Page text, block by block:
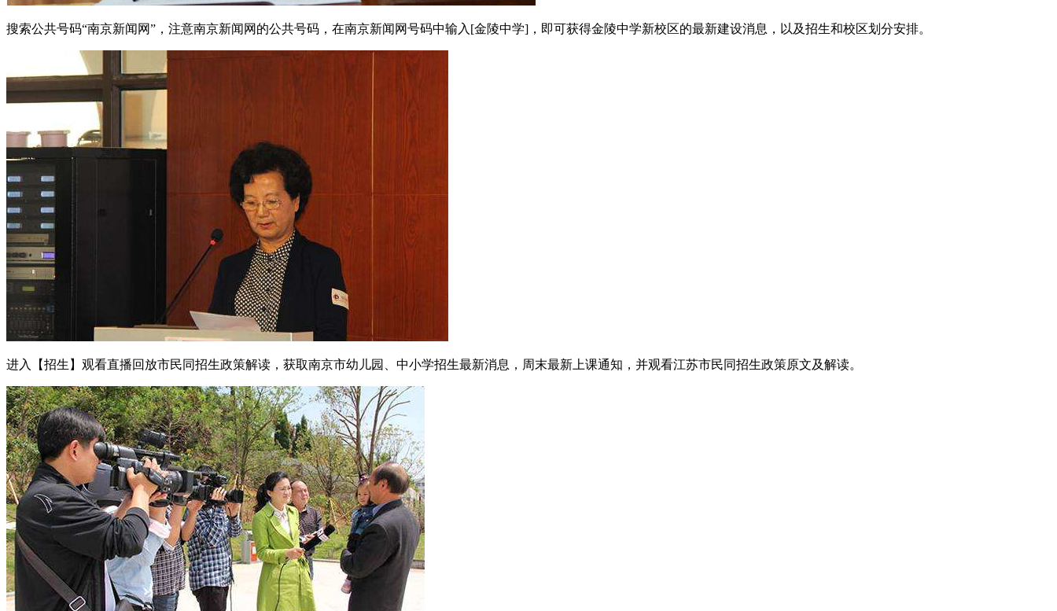
搜索公共号码“南京新闻网”，注意南京新闻网的公共号码，在南京新闻网号码中输入[金陵中学]，即可获得金陵中学新校区的最新建设消息，以及招生和校区划分安排。
进入【招生】观看直播回放市民同招生政策解读，获取南京市幼儿园、中小学招生最新消息，周末最新上课通知，并观看江苏市民同招生政策原文及解读。